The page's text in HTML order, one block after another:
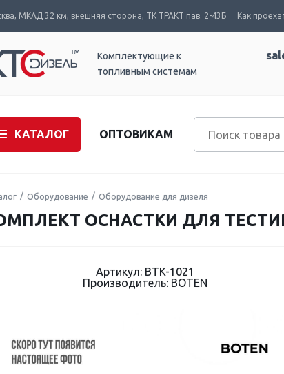
МКАД 32 км, внешняя сторона, ТК ТРАКТ пав. 2-43Б Как
Комплектующие к
топливным системам
КАТАЛОГ ОПТОВИКАМ
Оборудование Оборудование для дизеля
ОСНАСТКИ ДЛЯ
Артикул: BTK-1021
Производитель: BOTEN